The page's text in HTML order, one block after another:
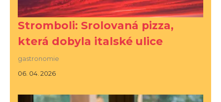
Stromboli: Srolovaná pizza,
která dobyla italské ulice
gastronomie
06. 04. 2026